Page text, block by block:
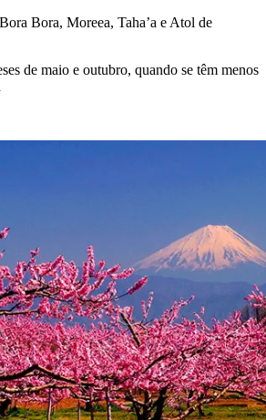
Bora Bora, Moreea, Taha’a e Atol de
de maio e outubro, quando se têm menos